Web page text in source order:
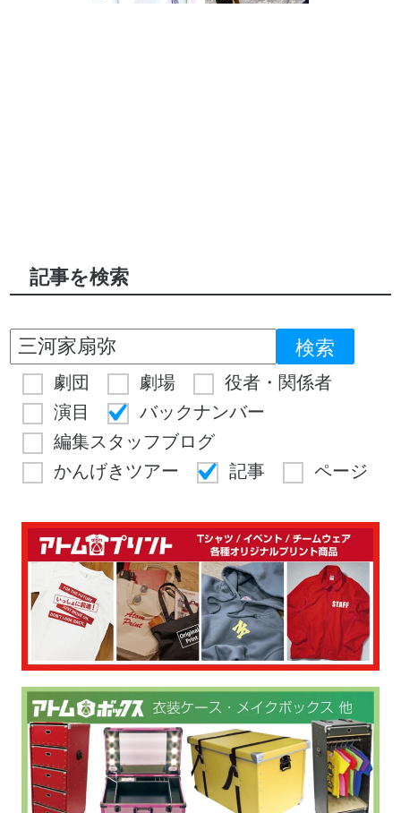
記事を検索
劇団 劇場
役者・関係者
演目
バックナンバー
編集スタッフブログ
かんげきツアー
記事 ページ